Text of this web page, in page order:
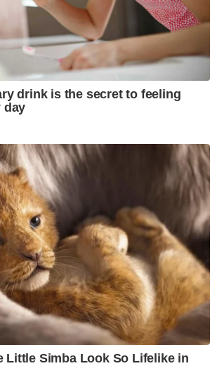
drink is the secret to feeling
day
Little Simba Look So Lifelike in